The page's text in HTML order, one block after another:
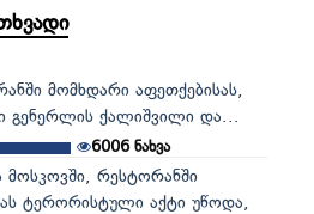
მომხდარი აფეთქებისას,
გენერლის ქალიშვილი და...
6006ნახვა
მოსკოვში, რესტორანში
ტერორისტული აქტი უწოდა,